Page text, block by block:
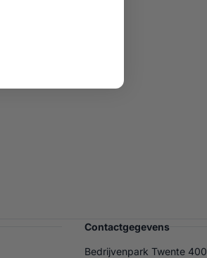
Contactgegevens
Bedrijvenpark Twente 400